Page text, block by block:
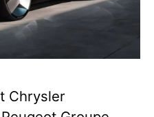
Chrysler